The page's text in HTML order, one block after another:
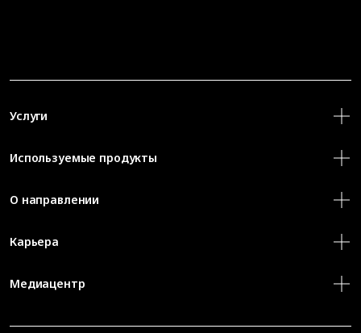
Услуги
Используемые продукты
О направлении
Карьера
Медиацентр